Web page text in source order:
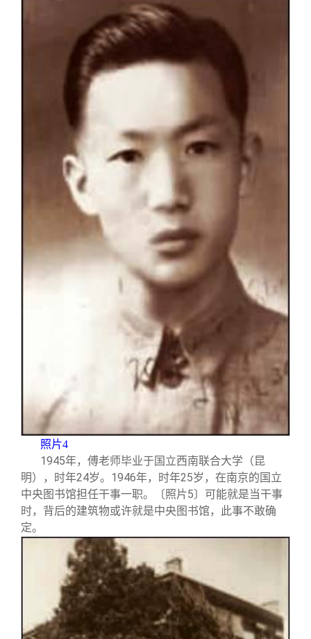
照片4
1945年，傅老师毕业于国立西南联合大学（昆
明），时年24岁。1946年，时年25岁，在南京的国立
中央图书馆担任干事一职。〔照片5〕可能就是当干事
时，背后的建筑物或许就是中央图书馆，此事不敢确
定。